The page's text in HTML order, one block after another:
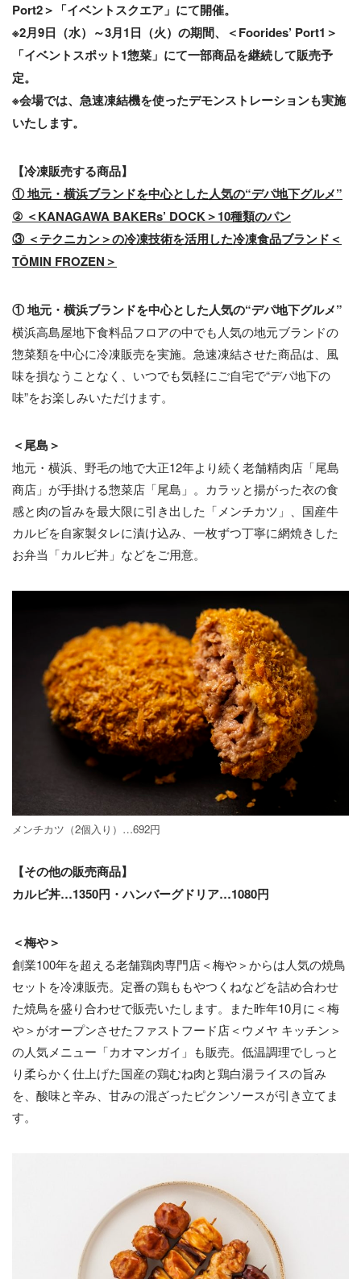
Port2＞「イベントスクエア」にて開催。
※2月9日（水）～3月1日（火）の期間、＜Foorides’ Port1＞
「イベントスポット1惣菜」にて一部商品を継続して販売予
定。
※会場では、急速凍結機を使ったデモンストレーションも実施
いたします。
【冷凍販売する商品】
① 地元・横浜ブランドを中心とした人気の“デパ地下グルメ”
② ＜KANAGAWA BAKERs’ DOCK＞10種類のパン
③ ＜テクニカン＞の冷凍技術を活用した冷凍食品ブランド＜
TŌMIN FROZEN＞
① 地元・横浜ブランドを中心とした人気の“デパ地下グルメ”
横浜高島屋地下食料品フロアの中でも人気の地元ブランドの
惣菜類を中心に冷凍販売を実施。急速凍結させた商品は、風
味を損なうことなく、いつでも気軽にご自宅で“デパ地下の
味”をお楽しみいただけます。
＜尾島＞
地元・横浜、野毛の地で大正12年より続く老舗精肉店「尾島
商店」が手掛ける惣菜店「尾島」。カラッと揚がった衣の食
感と肉の旨みを最大限に引き出した「メンチカツ」、国産牛
カルビを自家製タレに漬け込み、一枚ずつ丁寧に網焼きした
お弁当「カルビ丼」などをご用意。
メンチカツ（2個入り）…692円
【その他の販売商品】
カルビ丼…1350円・ハンバーグドリア…1080円
＜梅や＞
創業100年を超える老舗鶏肉専門店＜梅や＞からは人気の焼鳥
セットを冷凍販売。定番の鶏ももやつくねなどを詰め合わせ
た焼鳥を盛り合わせで販売いたします。また昨年10月に＜梅
や＞がオープンさせたファストフード店＜ウメヤ キッチン＞
の人気メニュー「カオマンガイ」も販売。低温調理でしっと
り柔らかく仕上げた国産の鶏むね肉と鶏白湯ライスの旨み
を、酸味と辛み、甘みの混ざったピクンソースが引き立てま
す。